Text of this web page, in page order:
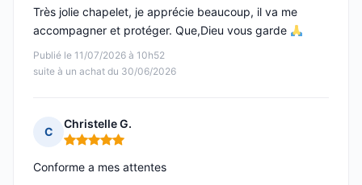
Publié le 11/07/2026 à 10h52
suite à un achat du 30/06/2026
Très jolie chapelet, je apprécie beaucoup, il va me
accompagner et protéger. Que,Dieu vous garde
C
Christelle G.
Note : 5 sur 5
Conforme a mes attentes